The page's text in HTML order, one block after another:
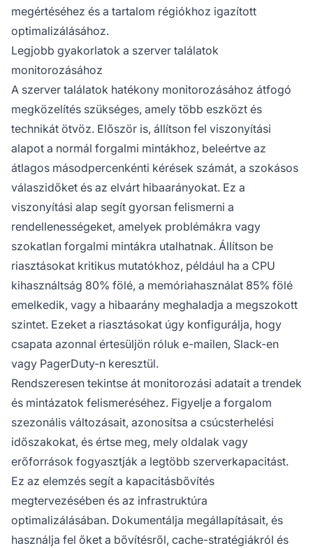
megértéséhez és a tartalom régiókhoz igazított
optimalizálásához.
Legjobb gyakorlatok a szerver találatok
monitorozásához
A szerver találatok hatékony monitorozásához átfogó
megközelítés szükséges, amely több eszközt és
technikát ötvöz. Először is, állítson fel viszonyítási
alapot a normál forgalmi mintákhoz, beleértve az
átlagos másodpercenkénti kérések számát, a szokásos
válaszidőket és az elvárt hibaarányokat. Ez a
viszonyítási alap segít gyorsan felismerni a
rendellenességeket, amelyek problémákra vagy
szokatlan forgalmi mintákra utalhatnak. Állítson be
riasztásokat kritikus mutatókhoz, például ha a CPU
kihasználtság 80% fölé, a memóriahasználat 85% fölé
emelkedik, vagy a hibaarány meghaladja a megszokott
szintet. Ezeket a riasztásokat úgy konfigurálja, hogy
csapata azonnal értesüljön róluk e-mailen, Slack-en
vagy PagerDuty-n keresztül.
Rendszeresen tekintse át monitorozási adatait a trendek
és mintázatok felismeréséhez. Figyelje a forgalom
szezonális változásait, azonosítsa a csúcsterhelési
időszakokat, és értse meg, mely oldalak vagy
erőforrások fogyasztják a legtöbb szerverkapacitást.
Ez az elemzés segít a kapacitásbővítés
megtervezésében és az infrastruktúra
optimalizálásában. Dokumentálja megállapításait, és
használja fel őket a bővítésről, cache-stratégiákról és